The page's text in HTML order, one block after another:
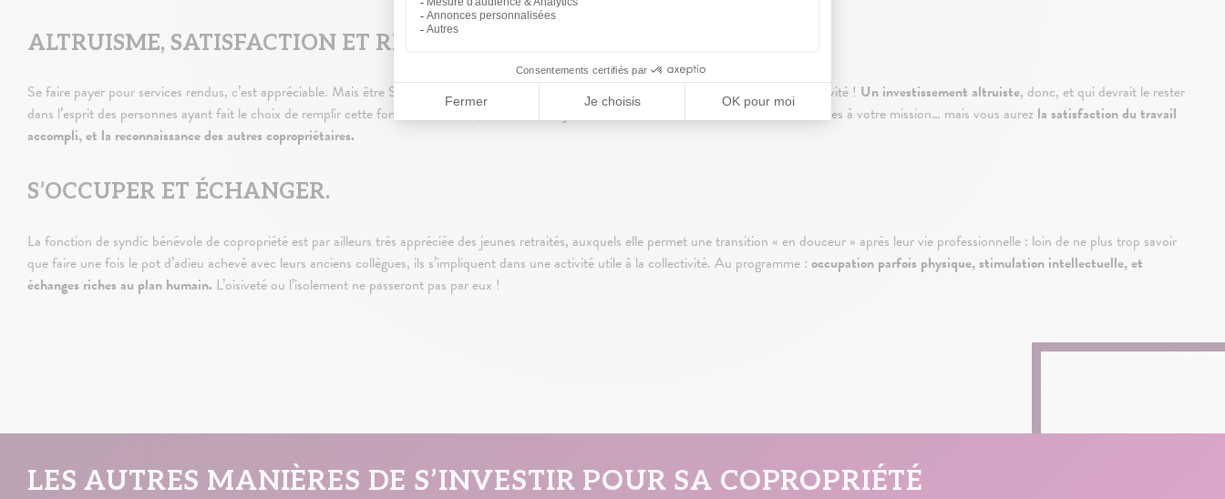
ALTRUISME, SATISFACTION ET RECONNAISSANCE.
Se faire payer pour services rendus, c’est appréciable. Mais être Syndic bénévole de copropriété permet avant tout de faire du bien à la collectivité ! Un investissement altruiste, donc, et qui devrait le rester
dans l’esprit des personnes ayant fait le choix de remplir cette fonction. Car non, vous ne serez jamais rémunéré à hauteur des heures consacrées à votre mission… mais vous aurez la satisfaction du travail
accompli, et la reconnaissance des autres copropriétaires.
S’OCCUPER ET ÉCHANGER.
La fonction de syndic bénévole de copropriété est par ailleurs très appréciée des jeunes retraités, auxquels elle permet une transition « en douceur » après leur vie professionnelle : loin de ne plus trop savoir
que faire une fois le pot d’adieu achevé avec leurs anciens collègues, ils s’impliquent dans une activité utile à la collectivité. Au programme : occupation parfois physique, stimulation intellectuelle, et
échanges riches au plan humain. L’oisiveté ou l’isolement ne passeront pas par eux !
LES AUTRES MANIÈRES DE S’INVESTIR POUR SA COPROPRIÉTÉ